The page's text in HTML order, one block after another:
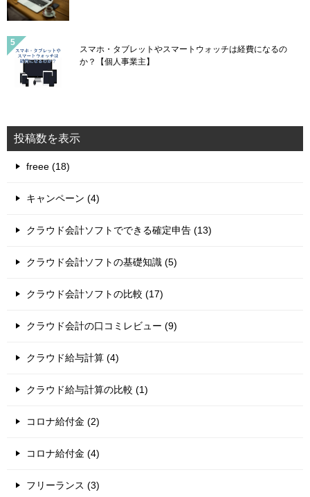
スマホ・タブレットやスマートウォッチは経費になるの
か？【個人事業主】
投稿数を表示
freee (18)
キャンペーン (4)
クラウド会計ソフトでできる確定申告 (13)
クラウド会計ソフトの基礎知識 (5)
クラウド会計ソフトの比較 (17)
クラウド会計の口コミレビュー (9)
クラウド給与計算 (4)
クラウド給与計算の比較 (1)
コロナ給付金 (2)
コロナ給付金 (4)
フリーランス (3)